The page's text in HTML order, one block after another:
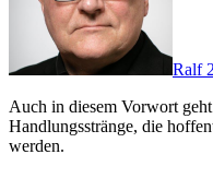
Ralf
Auch in diesem Vorwort geht es um LOST und die verwirrnden
Handlungsstränge, die
werden.